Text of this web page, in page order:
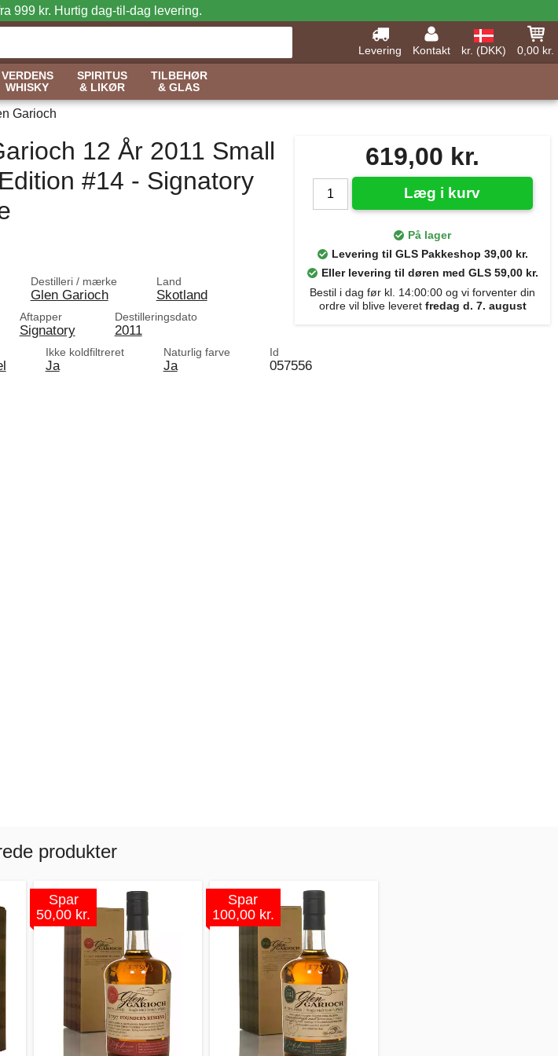
999 kr. Hurtig dag-til-dag levering.
Levering Kontakt kr. (DKK)
0,00 kr.
VERDENS
WHISKY
SPIRITUS
& LIKØR
TILBEHØR
& GLAS
Garioch
619,00 kr.
Læg i kurv
På lager
Levering til GLS Pakkeshop 39,00 kr.
Eller levering til døren med GLS 59,00 kr.
Bestil i dag før kl. 14:00:00 og vi forventer din
ordre vil blive leveret fredag d. 7. august
12 År 2011 Small
#14 - Signatory
Destilleri / mærke
Glen Garioch
Land
Skotland
Aftapper
Signatory
Destilleringsdato
2011
Ikke koldfiltreret
Ja
Naturlig farve
Ja
Id
057556
produkter
Spar
50,00 kr.
Spar
100,00 kr.